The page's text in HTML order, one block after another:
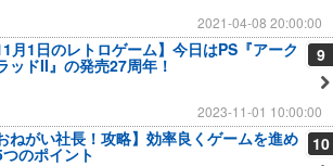
2021-04-08 20:00:00
9
月1日のレトロゲーム】今日はPS『アーク
ッドII』の発売27周年！
2023-11-01 10:00:00
10
ねがい社長！攻略】効率良くゲームを進め
のポイント